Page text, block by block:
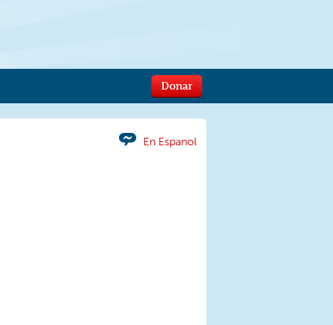
Donar
En Espanol